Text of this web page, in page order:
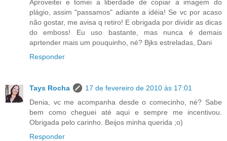
Aproveitei e tomei a liberdade de copiar a imagem do
plágio, assim "passamos" adiante a idéia! Se vc por acaso
não gostar, me avisa q retiro! E obrigada por dividir as dicas
do emboss! Eu uso bastante, mas nunca é demais
aprtender mais um pouquinho, né? Bjks estreladas, Dani
Responder
Tays Rocha
17 de fevereiro de 2010 às 17:01
Denia, vc me acompanha desde o comecinho, né? Sabe
bem como cheguei até aqui e sempre me incentivou.
Obrigada pelo carinho. Beijos minha querida ;o)
Responder